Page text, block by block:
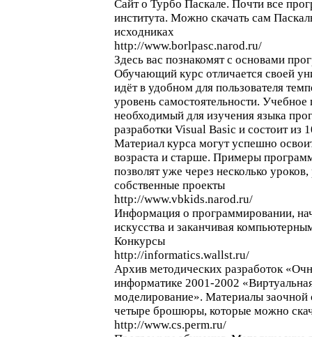
Сайт о Турбо Паскале. Почти все
института. Можно скачать сам
исходниках
http://www.borlpasc.narod.ru/
Здесь вас познакомят с основами
Обучающий курс отличается своей
идёт в удобном для пользователя
уровень самостоятельности.
необходимый для изучения языка
разработки Visual Basic и состоит из
Материал курса могут успешно
возраста и старше. Примеры
позволят уже через несколько
собственные проекты
http://www.vbkids.narod.ru/
Информация о программировании,
искусства и заканчивая
Конкурсы
http://informatics.wallst.ru/
Архив методических разработок
информатике 2001-2002
моделирование». Материалы
четыре брошюры, которые можно
http://www.cs.perm.ru/